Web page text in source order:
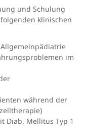
und Schulung
klinischen
im
während der
Diab. Mellitus Typ 1